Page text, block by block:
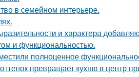
в семейном интерьере.
и характера
и функциональностью.
полноценное
превращает кухню в центр